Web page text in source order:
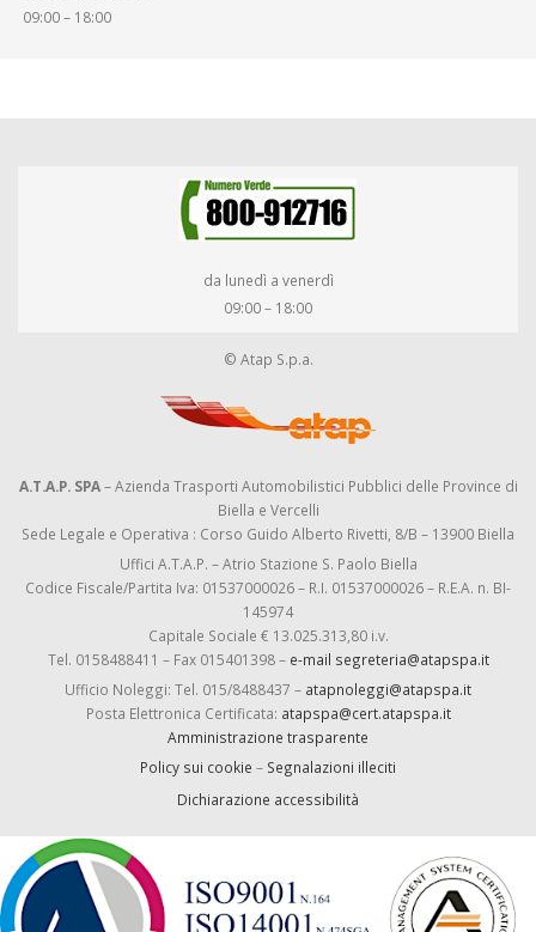
09:00 – 18:00
da lunedì a venerdì
09:00 – 18:00
© Atap S.p.a.
A.T.A.P. SPA– Azienda Trasporti Automobilistici Pubblici delle Province di
Biella e Vercelli
Sede Legale e Operativa : Corso Guido Alberto Rivetti, 8/B – 13900 Biella
Uffici A.T.A.P. – Atrio Stazione S. Paolo Biella
Codice Fiscale/Partita Iva: 01537000026 – R.I. 01537000026 – R.E.A. n. BI-
145974
Capitale Sociale € 13.025.313,80 i.v.
Tel. 0158488411 – Fax 015401398 – e-mail segreteria@atapspa.it
Ufficio Noleggi: Tel. 015/8488437 – atapnoleggi@atapspa.it
Posta Elettronica Certificata: atapspa@cert.atapspa.it
Amministrazione trasparente
Policy sui cookie – Segnalazioni illeciti
Dichiarazione accessibilità